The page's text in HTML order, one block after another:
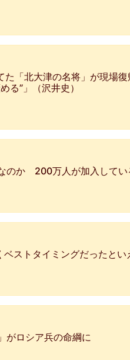
た「北大津の名将」が現場
る”」（沢井史）
のか 200万人が加入してい
ベストタイミングだったと
がロシア兵の命綱に